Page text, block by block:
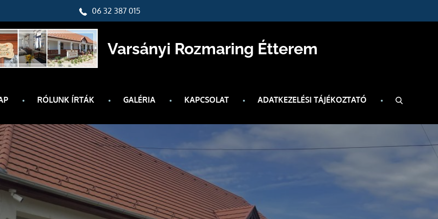
06 32 387 015
Varsányi Rozmaring Étterem
RÓLUNK ÍRTÁK GALÉRIA KAPCSOLAT ADATKEZELÉSI TÁJÉKOZTATÓ